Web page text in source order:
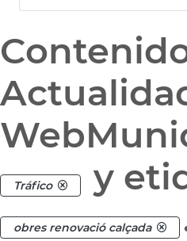
Tráfico y
obres renovació calçada